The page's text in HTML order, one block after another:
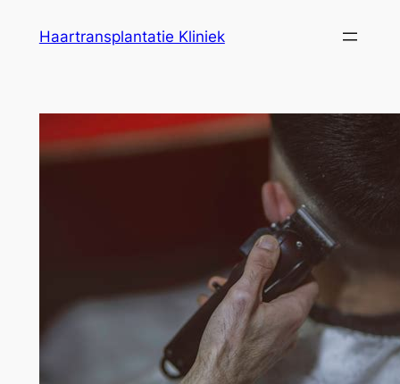
Haartransplantatie Kliniek